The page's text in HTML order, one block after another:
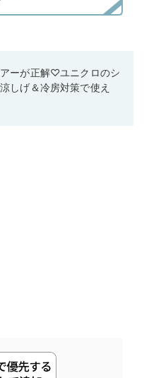
ーが正解♡ユニクロのシ
しげ＆冷房対策で使え